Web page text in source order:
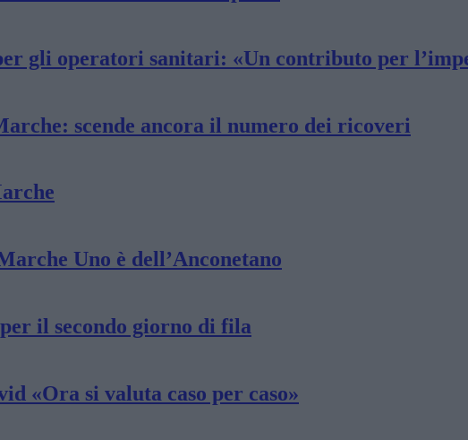
gli operatori sanitari: «Un contributo per
scende ancora il numero dei ricoveri
Uno è dell’Anconetano
il secondo giorno di fila
«Ora si valuta caso per caso»